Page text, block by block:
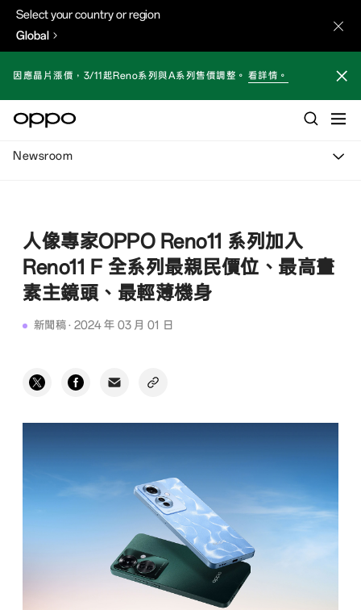
Select your country or region
Global
因應晶片漲價，3/11起Reno系列與A系列售價調整。 看詳情。
Newsroom
人像專家OPPO Reno11 系列加入
Reno11 F 全系列最親民價位、最高畫
素主鏡頭、最輕薄機身
新聞稿· 2024 年 03 月 01 日